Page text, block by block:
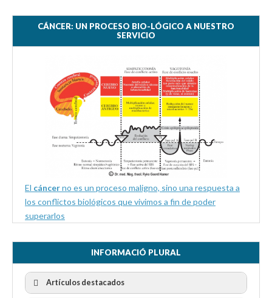
CÁNCER: UN PROCESO BIO-LÓGICO A NUESTRO
SERVICIO
El cáncerno es un proceso maligno, sino una respuesta a
los conflictos biológicos que vivimos a fin de poder
superarlos
INFORMACIÓ PLURAL
Artículos destacados